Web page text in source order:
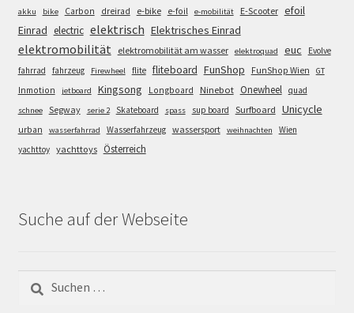
akku bike Carbon dreirad e-bike e-foil e-mobilität E-Scooter efoil
Einrad electric elektrisch Elektrisches Einrad
elektromobilität elektromobilität am wasser elektroquad euc
Evolve
fahrrad
fahrzeug Firewheel flite fliteboard FunShop FunShop Wien GT
Inmotion jetboard Kingsong Longboard Ninebot Onewheel quad
schnee Segway serie 2 Skateboard spass sup board Surfboard Unicycle
urban wasserfahrrad Wasserfahrzeug wassersport weihnachten
Wien
yachttoy yachttoys Österreich
Suche auf der Webseite
nach: